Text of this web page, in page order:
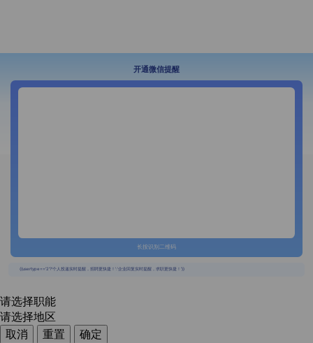
开通微信提醒
长按识别二维码
{{usertype=='2'?'个人投递实时提醒，招聘更快捷！':'企业回复实时提醒，求职更快捷！'}}
请选择职能
请选择地区
取消
重置
确定